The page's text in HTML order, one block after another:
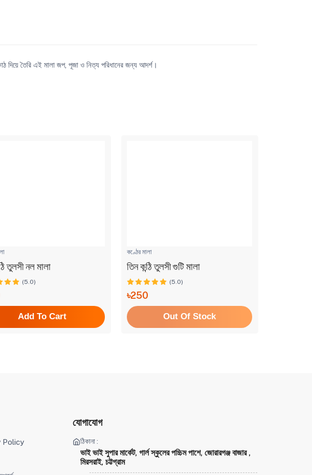
দিয়ে তৈরি এই মালা জপ, পূজা ও নিত্য পরিধানের জন্য আদর্শ।
তুলসী নল মালা
(5.0)
Add To Cart
কণ্ঠের মালা
তিন কন্ঠি তুলসী গুটি মালা
(5.0)
৳250
Out Of Stock
Policy
যোগাযোগ
ঠিকানা :
ভাই ভাই সুপার মার্কেট, গার্ল স্কুলের পচ্চিম পাশে, জোরারগঞ্জ বাজার ,
মিরসরাই, চট্টগ্রাম